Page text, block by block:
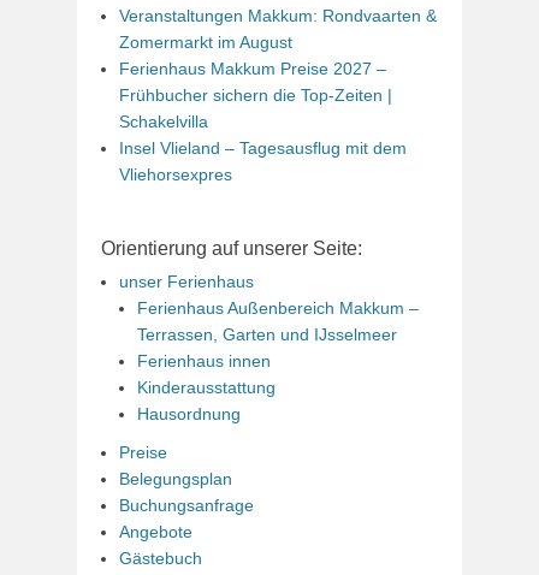
Veranstaltungen Makkum: Rondvaarten &
Zomermarkt im August
Ferienhaus Makkum Preise 2027 –
Frühbucher sichern die Top-Zeiten |
Schakelvilla
Insel Vlieland – Tagesausflug mit dem
Vliehorsexpres
Orientierung auf unserer Seite:
unser Ferienhaus
Ferienhaus Außenbereich Makkum –
Terrassen, Garten und IJsselmeer
Ferienhaus innen
Kinderausstattung
Hausordnung
Preise
Belegungsplan
Buchungsanfrage
Angebote
Gästebuch